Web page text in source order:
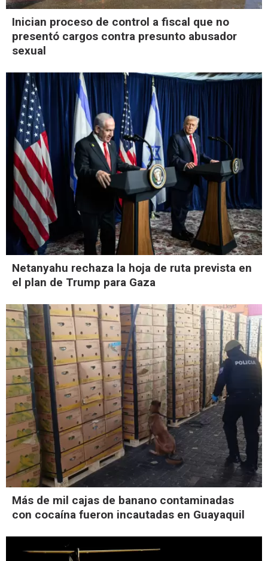
Inician proceso de control a fiscal que no
presentó cargos contra presunto abusador
sexual
Netanyahu rechaza la hoja de ruta prevista en
el plan de Trump para Gaza
Más de mil cajas de banano contaminadas
con cocaína fueron incautadas en Guayaquil